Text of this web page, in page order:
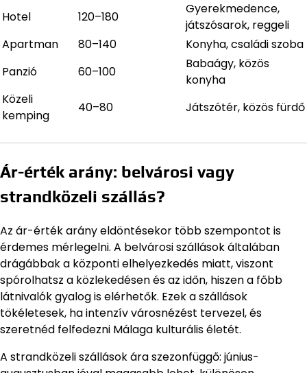
Hotel
120–180
Gyerekmedence,
játszósarok, reggeli
Apartman
80–140
Konyha, családi szoba
Panzió
60–100
Babaágy, közös
konyha
Közeli
kemping
40–80 Játszótér, közös fürdő
Ár-érték arány: belvárosi vagy
strandközeli szállás?
Az ár-érték arány eldöntésekor több szempontot is
érdemes mérlegelni. A belvárosi szállások általában
drágábbak a központi elhelyezkedés miatt, viszont
spórolhatsz a közlekedésen és az időn, hiszen a főbb
látnivalók gyalog is elérhetők. Ezek a szállások
tökéletesek, ha intenzív városnézést tervezel, és
szeretnéd felfedezni Málaga kulturális életét.
A strandközeli szállások ára szezonfüggő: június-